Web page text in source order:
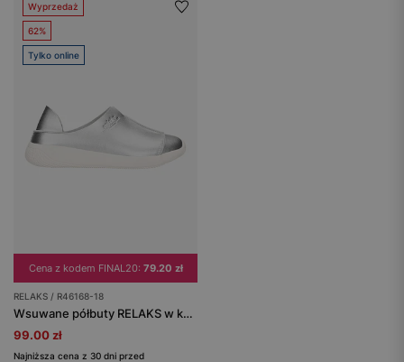
Wyprzedaż
62%
Tylko online
Cena z kodem FINAL20: 79.20 zł
RELAKS / R46168-18
Wsuwane półbuty RELAKS w kolorze srebrnym
99.00 zł
Najniższa cena z 30 dni przed